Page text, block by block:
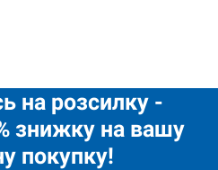
quantity
на розсилку -
знижку на вашу
покупку!